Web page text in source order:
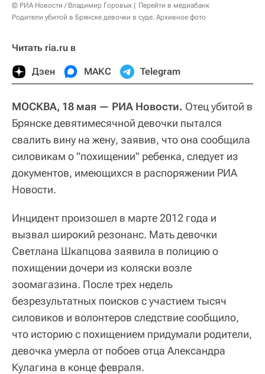
© РИА Новости / Владимир Горовых
Перейти в медиабанк
Родители убитой в Брянске девочки в суде. Архивное фото
Читать ria.ru в
Дзен МАКС Telegram
МОСКВА, 18 мая — РИА Новости. Отец убитой в
Брянске девятимесячной девочки пытался
свалить вину на жену, заявив, что она сообщила
силовикам о "похищении" ребенка, следует из
документов, имеющихся в распоряжении РИА
Новости.
Инцидент произошел в марте 2012 года и
вызвал широкий резонанс. Мать девочки
Светлана Шкапцова заявила в полицию о
похищении дочери из коляски возле
зоомагазина. После трех недель
безрезультатных поисков с участием тысяч
силовиков и волонтеров следствие сообщило,
что историю с похищением придумали родители,
девочка умерла от побоев отца Александра
Кулагина в конце февраля.